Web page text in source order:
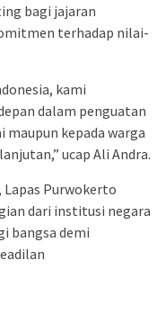
bagi jajaran
terhadap nilai-
kami
dalam penguatan
maupun kepada warga
ucap Ali Andra.
Lapas Purwokerto
dari institusi negara
bangsa demi